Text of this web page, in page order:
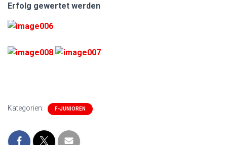
Erfolg gewertet werden
Kategorien: F-JUNIOREN